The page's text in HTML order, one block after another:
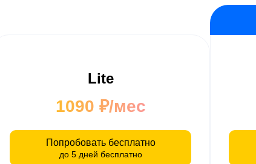
Lite
1090 ₽/мес
Попробовать бесплатно
до 5 дней бесплатно